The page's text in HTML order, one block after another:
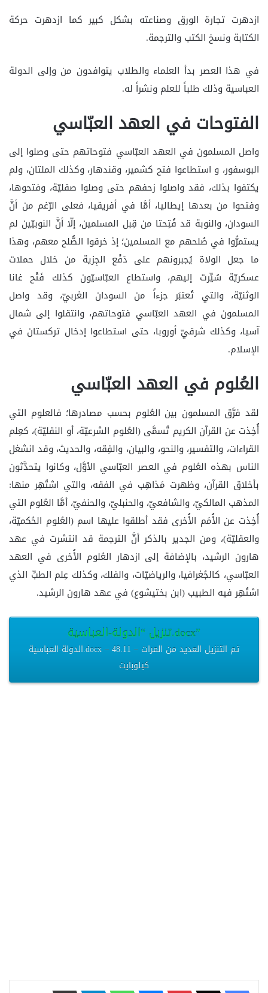
ازدهرت تجارة الورق وصناعته بشكل كبير كما ازدهرت حركة
الكتابة ونسخ الكتب والترجمة.
في هذا العصر بدأ العلماء والطلاب يتوافدون من وإلى الدولة
العباسية وذلك طلباً للعلم ونشراً له.
الفتوحات في العهد العبّاسي
واصل المسلمون في العهد العبّاسي فتوحاتهم حتى وصلوا إلى
البوسفور، و استطاعوا فتح كشمير، وقندهار، وكذلك الملتان، ولم
يكتفوا بذلك، فقد واصلوا زحفهم حتى وصلوا صقليّة، وفتحوها،
وفتحوا من بعدها إيطاليا، أمَّا في أفريقيا، فعلى الرّغم من أنَّ
السودان، والنوبة قد فُتِحتا من قِبل المسلمين، إلّا أنَّ النوبيّين لم
يستمرُّوا في صُلحهم مع المسلمين؛ إذ خرقوا الصُّلح معهم، وهذا
ما جعل الولاة يُجبرونهم على دَفْع الجِزية من خلال حملات
عسكريّة سُيِّرت إليهم، واستطاع العبّاسيّون كذلك فَتْح غانا
الوثنيّة، والتي تُعتبَر جزءاً من السودان الغربيّ، وقد واصل
المسلمون في العهد العبّاسي فتوحاتهم، وانتقلوا إلى شمال
آسيا، وكذلك شرقيّ أوروبا، حتى استطاعوا إدخال تركستان في
الإسلام.
العُلوم في العهد العبّاسي
لقد فرَّق المسلمون بين العُلوم بحسب مصادرها؛ فالعلوم التي
أُخِذت عن القرآن الكريم تُسمَّى (العُلوم الشرعيّة، أو النقليّة)، كعِلم
القراءات، والتفسير، والنحو، والبيان، والفِقه، والحديث، وقد انشغل
الناس بهذه العُلوم في العصر العبّاسي الأوَّل، وكانوا يتحدَّثون
بأخلاق القرآن، وظهرت مَذاهِب في الفقه، والتي اشتُهِر منها:
المذهب المالكيّ، والشافعيّ، والحنبليّ، والحنفيّ، أمَّا العُلوم التي
أُخِذت عن الأُمَم الأُخرى فقد أطلقوا عليها اسم (العُلوم الحُكميّة،
والعقليّة)، ومن الجدير بالذكر أنَّ الترجمة قد انتشرت في عهد
هارون الرشيد، بالإضافة إلى ازدهار العُلوم الأُخرى في العهد
العبّاسي، كالجُغرافيا، والرياضيّات، والفلك، وكذلك عِلم الطبِّ الذي
اشتُهِر فيه الطبيب (ابن بختيشوع) في عهد هارون الرشيد.
تنزيل “الدولة-العباسية.docx”
الدولة-العباسية.docx – تم التنزيل العديد من المرات – 48.11
كيلوبايت